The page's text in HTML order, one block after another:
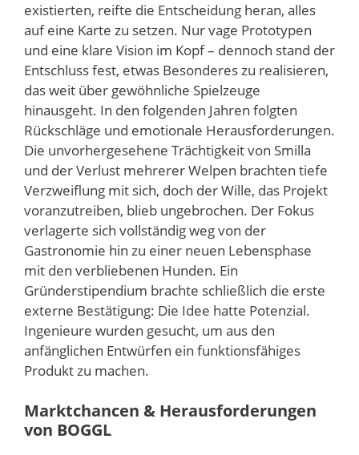
existierten, reifte die Entscheidung heran, alles
auf eine Karte zu setzen. Nur vage Prototypen
und eine klare Vision im Kopf – dennoch stand der
Entschluss fest, etwas Besonderes zu realisieren,
das weit über gewöhnliche Spielzeuge
hinausgeht. In den folgenden Jahren folgten
Rückschläge und emotionale Herausforderungen.
Die unvorhergesehene Trächtigkeit von Smilla
und der Verlust mehrerer Welpen brachten tiefe
Verzweiflung mit sich, doch der Wille, das Projekt
voranzutreiben, blieb ungebrochen. Der Fokus
verlagerte sich vollständig weg von der
Gastronomie hin zu einer neuen Lebensphase
mit den verbliebenen Hunden. Ein
Gründerstipendium brachte schließlich die erste
externe Bestätigung: Die Idee hatte Potenzial.
Ingenieure wurden gesucht, um aus den
anfänglichen Entwürfen ein funktionsfähiges
Produkt zu machen.
Marktchancen & Herausforderungen
von BOGGL